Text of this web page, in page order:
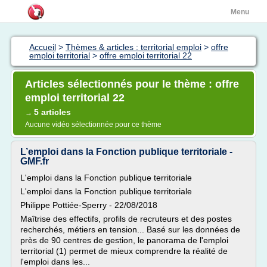
Menu
Accueil > Thèmes & articles : territorial emploi > offre
emploi territorial > offre emploi territorial 22
Articles sélectionnés pour le thème : offre
emploi territorial 22
→ 5 articles
Aucune vidéo sélectionnée pour ce thème
L’emploi dans la Fonction publique territoriale -
GMF.fr
L'emploi dans la Fonction publique territoriale
L'emploi dans la Fonction publique territoriale
Philippe Pottiée-Sperry - 22/08/2018
Maîtrise des effectifs, profils de recruteurs et des postes
recherchés, métiers en tension... Basé sur les données de
près de 90 centres de gestion, le panorama de l'emploi
territorial (1) permet de mieux comprendre la réalité de
l'emploi dans les...